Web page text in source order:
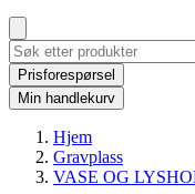
Prisforespørsel
Min handlekurv
Hjem
Gravplass
VASE OG